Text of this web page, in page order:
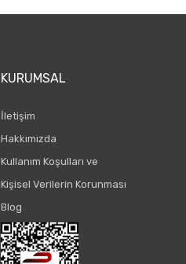
KURUMSAL
İletişim
Hakkımızda
Kullanım Koşulları ve
Kişisel Verilerin Korunması
Blog